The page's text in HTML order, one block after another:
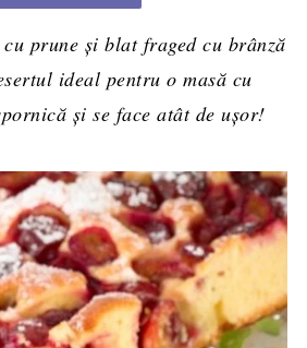
prune și blat fraged cu brânză
ideal pentru o masă cu
și se face atât de ușor!